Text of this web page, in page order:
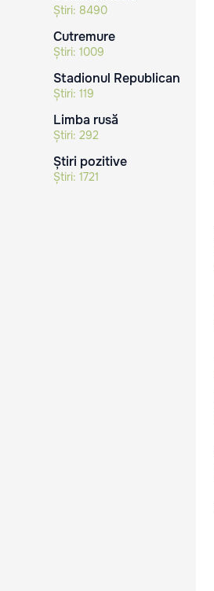
Știri: 8490
Cutremure
Știri: 1009
Stadionul Republican
Știri: 119
Limba rusă
Știri: 292
Știri pozitive
Știri: 1721